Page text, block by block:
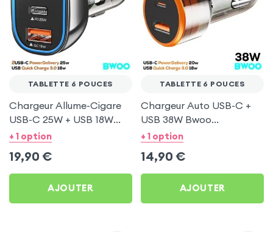
TABLETTE 6 POUCES
Chargeur Allume-Cigare
USB-C 25W + USB 18W
Bwoo pour Tablette 6
+ 1 option
19,90 €
AJOUTER
TABLETTE 6 POUCES
Chargeur Auto USB-C +
USB 38W Bwoo
Transparent pour
+ 1 option
14,90 €
AJOUTER